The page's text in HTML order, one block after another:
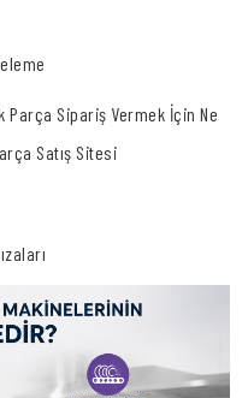
Parça Sipariş Vermek İçin Ne
Satış Sitesi